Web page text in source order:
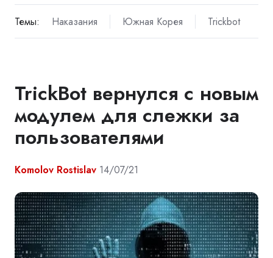
Темы: Наказания Южная Корея Trickbot
TrickBot вернулся с новым
модулем для слежки за
пользователями
Komolov Rostislav 14/07/21